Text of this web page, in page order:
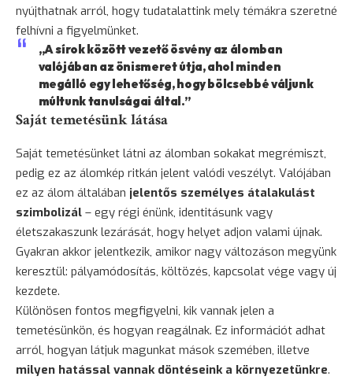
nyújthatnak arról, hogy tudatalattink mely témákra szeretné
felhívni a figyelmünket.
„A sírok között vezető ösvény az álomban
valójában az önismeret útja, ahol minden
megálló egy lehetőség, hogy bölcsebbé váljunk
múltunk tanulságai által.”
Saját temetésünk látása
Saját temetésünket látni az álomban sokakat megrémiszt,
pedig ez az álomkép ritkán jelent valódi veszélyt. Valójában
ez az álom általában jelentős személyes átalakulást
szimbolizál – egy régi énünk, identitásunk vagy
életszakaszunk lezárását, hogy helyet adjon valami újnak.
Gyakran akkor jelentkezik, amikor nagy változáson megyünk
keresztül: pályamódosítás, költözés, kapcsolat vége vagy új
kezdete.
Különösen fontos megfigyelni, kik vannak jelen a
temetésünkön, és hogyan reagálnak. Ez információt adhat
arról, hogyan látjuk magunkat mások szemében, illetve
milyen hatással vannak döntéseink a környezetünkre.